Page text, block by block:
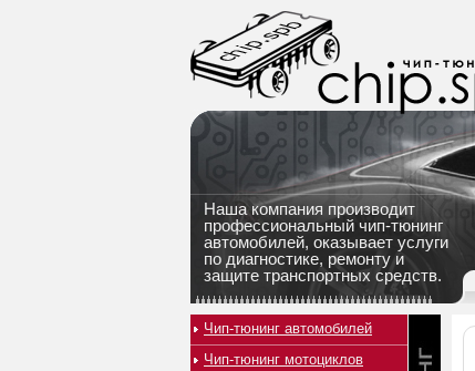
Наша компания производит
профессиональный чип-тюнинг
автомобилей, оказывает услуги
по диагностике, ремонту и
защите транспортных средств.
Чип-тюнинг автомобилей
Чип-тюнинг мотоциклов